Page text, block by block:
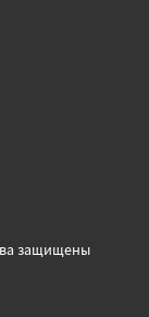
защищены